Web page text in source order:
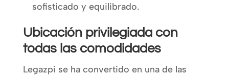
sofisticado y equilibrado.
Ubicación privilegiada con
todas las comodidades
Legazpi se ha convertido en una de las